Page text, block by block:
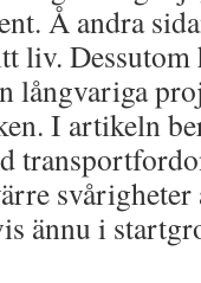
Å andra
liv. Dessutom
långvariga
I artikeln
ännu i